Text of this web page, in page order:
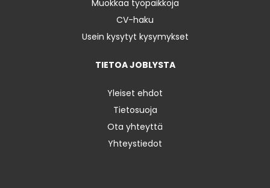
Muokkaa työpaikkoja
CV-haku
Usein kysytyt kysymykset
TIETOA JOBLYSTA
Yleiset ehdot
Tietosuoja
Ota yhteyttä
Yhteystiedot